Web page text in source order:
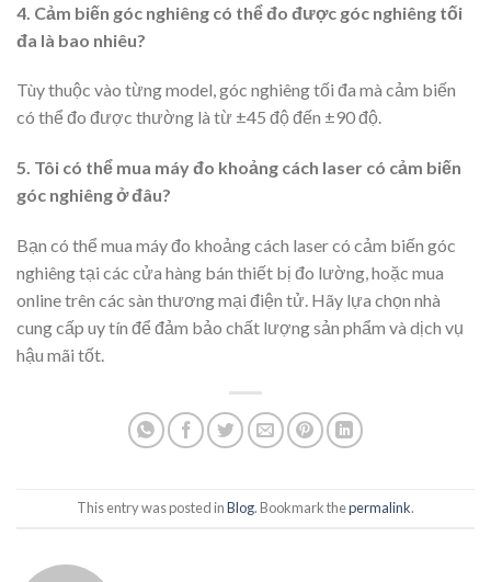
4. Cảm biến góc nghiêng có thể đo được góc nghiêng tối
đa là bao nhiêu?
Tùy thuộc vào từng model, góc nghiêng tối đa mà cảm biến
có thể đo được thường là từ ±45 độ đến ±90 độ.
5. Tôi có thể mua máy đo khoảng cách laser có cảm biến
góc nghiêng ở đâu?
Bạn có thể mua máy đo khoảng cách laser có cảm biến góc
nghiêng tại các cửa hàng bán thiết bị đo lường, hoặc mua
online trên các sàn thương mại điện tử. Hãy lựa chọn nhà
cung cấp uy tín để đảm bảo chất lượng sản phẩm và dịch vụ
hậu mãi tốt.
This entry was posted inBlog. Bookmark thepermalink.